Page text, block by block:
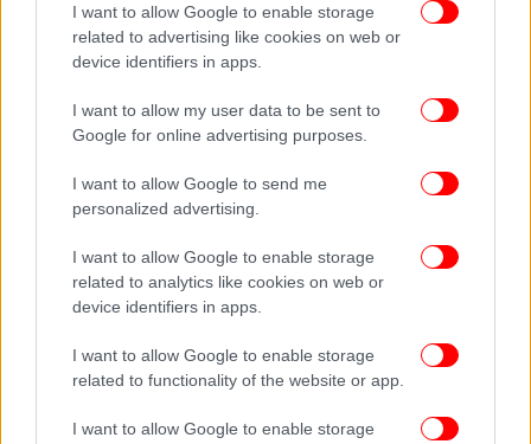
I want to allow Google to enable storage
related to advertising like cookies on web or
device identifiers in apps.
I want to allow my user data to be sent to
Google for online advertising purposes.
I want to allow Google to send me
personalized advertising.
I want to allow Google to enable storage
related to analytics like cookies on web or
device identifiers in apps.
I want to allow Google to enable storage
related to functionality of the website or app.
I want to allow Google to enable storage
Only Lovers Left Alive (2013), Jim Jarmusch,
Διάρκεια: 123΄
Onassis Ready(Στρατή Τσίρκα 2, Άγ. Ιωάννης
Ρέντης)
ΟΛΕΣ ΟΙ ΕΙΔΗΣΕΙΣ
Τι δείχνουν οι αναρτήσεις του 31χρονου δασκάλου που
ήθελε να πυροβολήσει τον Τραμπ -Παρακινούσε και
άλλους να πάρουν όπλα
Έτσι έκλεβαν τον ΦΠΑ οι έμποροι-«φαντάσματα»
-Ακόμη 1.400 επιχειρήσεις στα δίχτυα της ΑΑΔΕ, 9,9 εκατ.
ευρώ η ζημιά για το Δημόσιο
Μυστήριο με το πώς πέρασε ανενόχλητο τα Στενά του